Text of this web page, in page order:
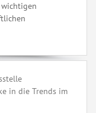
in die Trends im